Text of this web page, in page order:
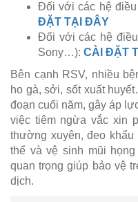
Đối với các hệ
ĐẶT TẠI ĐÂY
Đối với các hệ điều
Sony…): CÀI ĐẶT
Bên cạnh RSV, nhiều
ho gà, sởi, sốt xuất
đoạn cuối năm, gây áp
việc tiêm ngừa vắc xin
thường xuyên, đeo
thể và vệ sinh mũi
quan trọng giúp bảo vệ
dịch.